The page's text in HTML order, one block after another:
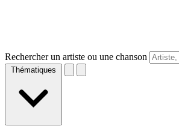
Rechercher un artiste ou une chanson
Thématiques